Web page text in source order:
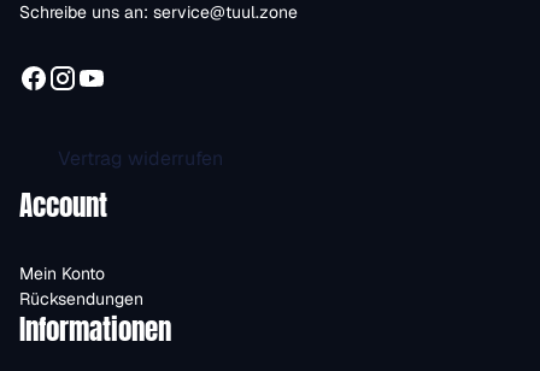
Schreibe uns an: service@tuul.zone
Vertrag widerrufen
Account
Mein Konto
Rücksendungen
Informationen